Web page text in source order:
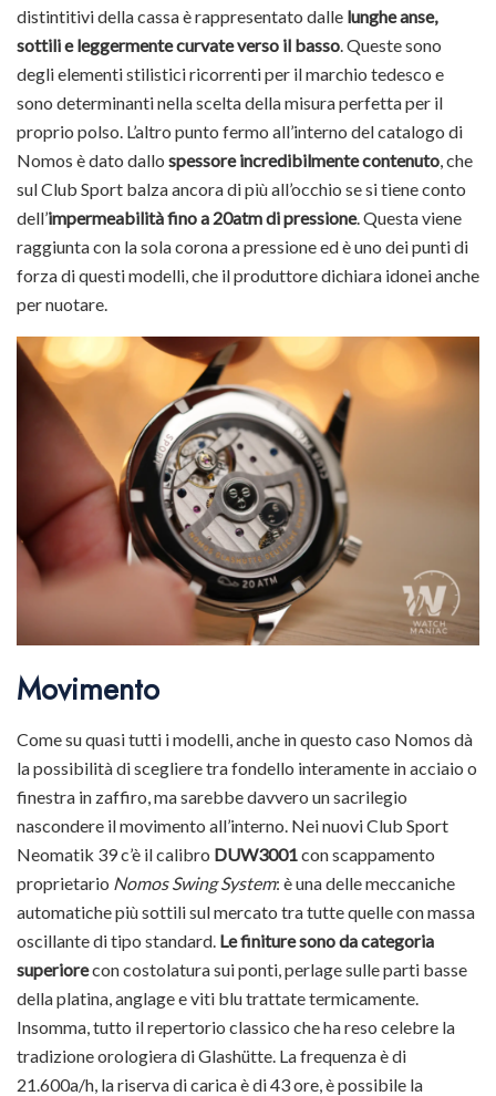
distintitivi della cassa è rappresentato dalle lunghe anse,
sottili e leggermente curvate verso il basso. Queste sono
degli elementi stilistici ricorrenti per il marchio tedesco e
sono determinanti nella scelta della misura perfetta per il
proprio polso. L’altro punto fermo all’interno del catalogo di
Nomos è dato dallo spessore incredibilmente contenuto, che
sul Club Sport balza ancora di più all’occhio se si tiene conto
dell’impermeabilità fino a 20atm di pressione. Questa viene
raggiunta con la sola corona a pressione ed è uno dei punti di
forza di questi modelli, che il produttore dichiara idonei anche
per nuotare.
Movimento
Come su quasi tutti i modelli, anche in questo caso Nomos dà
la possibilità di scegliere tra fondello interamente in acciaio o
finestra in zaffiro, ma sarebbe davvero un sacrilegio
nascondere il movimento all’interno. Nei nuovi Club Sport
Neomatik 39 c’è il calibro DUW3001con scappamento
proprietario Nomos Swing System: è una delle meccaniche
automatiche più sottili sul mercato tra tutte quelle con massa
oscillante di tipo standard. Le finiture sono da categoria
superiorecon costolatura sui ponti, perlage sulle parti basse
della platina, anglage e viti blu trattate termicamente.
Insomma, tutto il repertorio classico che ha reso celebre la
tradizione orologiera di Glashütte. La frequenza è di
21.600a/h, la riserva di carica è di 43 ore, è possibile la